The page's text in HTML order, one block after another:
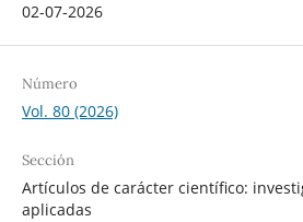
02-07-2026
Número
Vol. 80 (2026)
Sección
Artículos de carácter científico:
aplicadas